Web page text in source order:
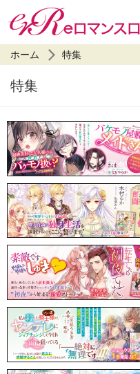
ホーム 特集
特集